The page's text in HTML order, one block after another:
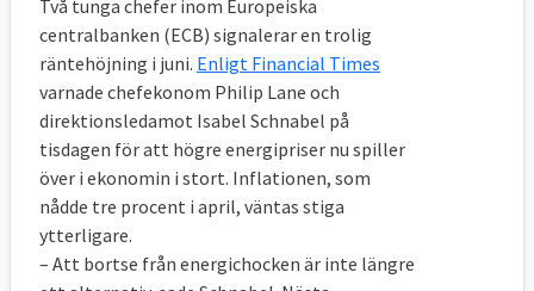
Två tunga chefer inom Europeiska
centralbanken (ECB) signalerar en trolig
räntehöjning i juni. Enligt Financial Times
varnade chefekonom Philip Lane och
direktionsledamot Isabel Schnabel på
tisdagen för att högre energipriser nu spiller
över i ekonomin i stort. Inflationen, som
nådde tre procent i april, väntas stiga
ytterligare.
– Att bortse från energichocken är inte längre